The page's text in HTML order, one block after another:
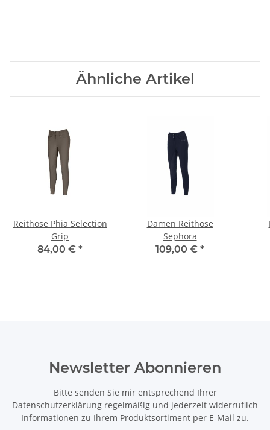
Ähnliche Artikel
Reithose Phia Selection
Grip
84,00 € *
Damen Reithose
Sephora
109,00 € *
Newsletter Abonnieren
Bitte senden Sie mir entsprechend Ihrer
Datenschutzerklärung regelmäßig und jederzeit widerruflich
Informationen zu Ihrem Produktsortiment per E-Mail zu.